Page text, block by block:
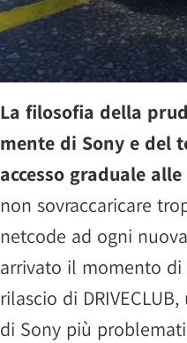
La filosofia della
mente di Sony e del
accesso graduale
non sovraccaricare
netcode ad ogni
arrivato il momento
rilascio di
di Sony più